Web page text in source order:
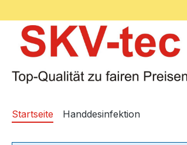
Startseite Handdesinfektion